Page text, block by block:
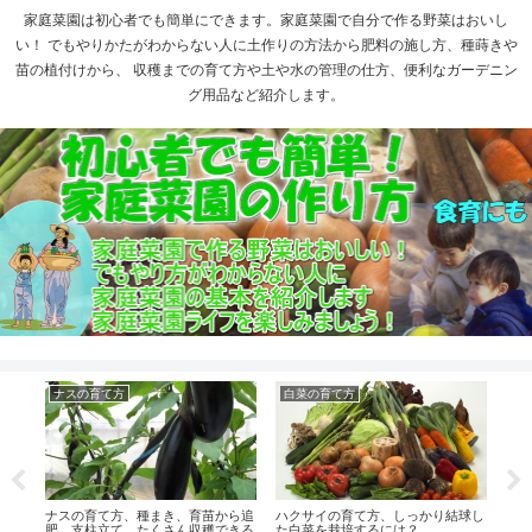
家庭菜園は初心者でも簡単にできます。家庭菜園で自分で作る野菜はおいし
い！ でもやりかたがわからない人に土作りの方法から肥料の施し方、種蒔きや
苗の植付けから、 収穫までの育て方や土や水の管理の仕方、便利なガーデニン
グ用品など紹介します。
ナスの育て方
ナスの育て方、種まき、育苗から追
白菜の育て方
ハクサイの育て方、しっかり結球し